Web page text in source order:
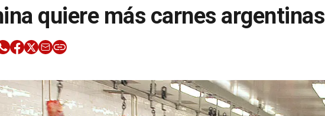
quiere más carnes argentinas